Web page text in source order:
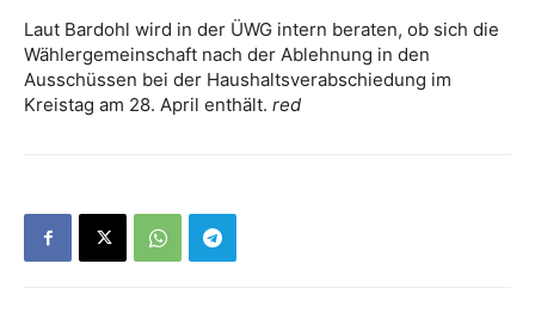
Laut Bardohl wird in der ÜWG intern beraten, ob sich die
Wählergemeinschaft nach der Ablehnung in den
Ausschüssen bei der Haushaltsverabschiedung im
Kreistag am 28. April enthält. red